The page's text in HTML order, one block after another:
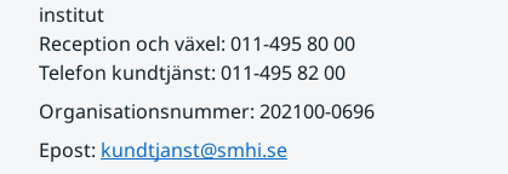
institut
Reception och växel: 011-495 80 00
Telefon kundtjänst: 011-495 82 00
Organisationsnummer: 202100-0696
Epost: kundtjanst@smhi.se